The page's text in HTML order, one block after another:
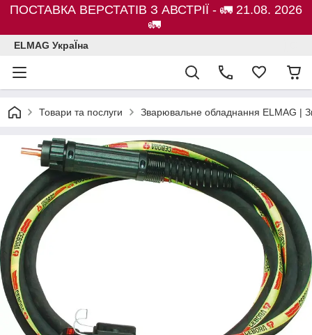
ПОСТАВКА ВЕРСТАТІВ З АВСТРІЇ - 🚛 21.08. 2026
🚛
ELMAG УкраЇна
Товари та послуги Зварювальне обладнання ELMAG |